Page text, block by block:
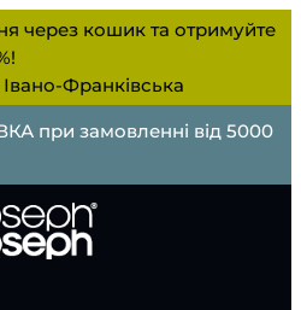
через кошик та отримуйте
Франківська
при замовленні від 5000